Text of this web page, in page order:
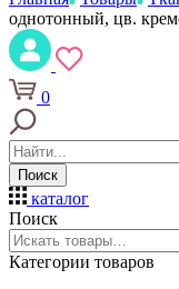
однотонный, цв.
0
Поиск
каталог
Поиск
Категории товаров